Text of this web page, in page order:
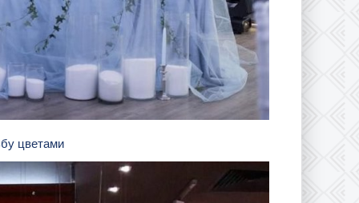
цветами